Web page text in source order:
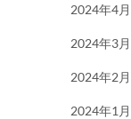
2024年4月
2024年3月
2024年2月
2024年1月